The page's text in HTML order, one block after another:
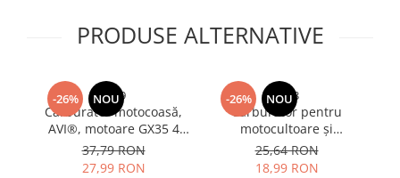
Accesorii corpuri de iluminat
Accesorii prize si intrerupatoare
Aplice fatada
Aplice si plafoniere
PRODUSE ALTERNATIVE
-26% NOU
5389
Carburator motocoasă,
AVI®, motoare GX35 4
timpi, gaură Ø12 mm,
AVI-5389
37,79 RON
27,99 RON
-26% NOU
5403
Carburator pentru
motocultoare și
echipamente cu motor
168F, AVI®, compatibil 4
25,64 RON
18,99 RON